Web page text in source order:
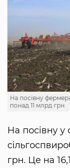
На посівну
понад 11 млрд грн
На посівну у
грн. Це на